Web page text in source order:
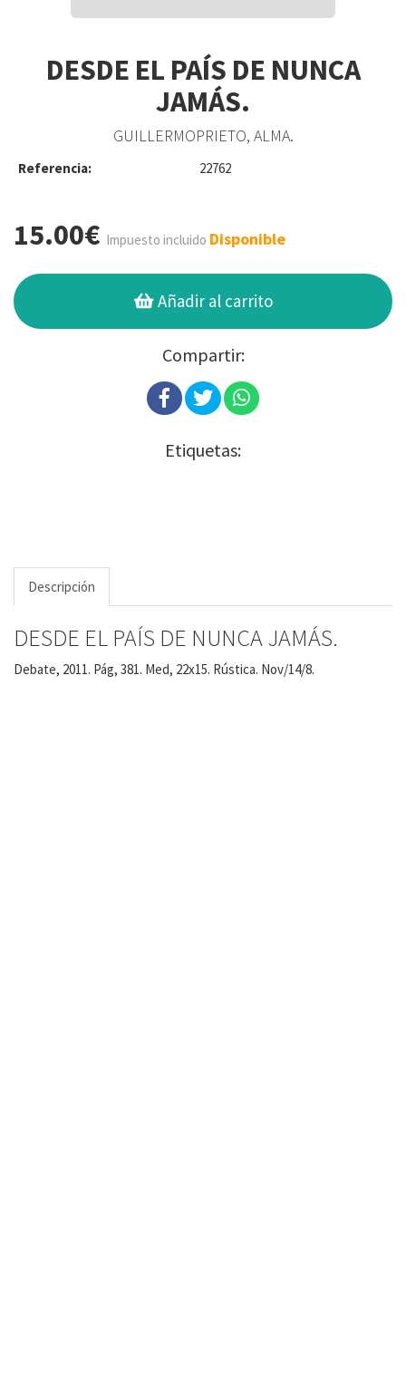
DESDE EL PAÍS DE NUNCA
JAMÁS.
GUILLERMOPRIETO, ALMA.
Referencia: 22762
15.00€ Impuesto incluido Disponible
Añadir al carrito
Compartir:
Etiquetas:
Descripción
DESDE EL PAÍS DE NUNCA JAMÁS.
Debate, 2011. Pág, 381. Med, 22x15. Rústica. Nov/14/8.